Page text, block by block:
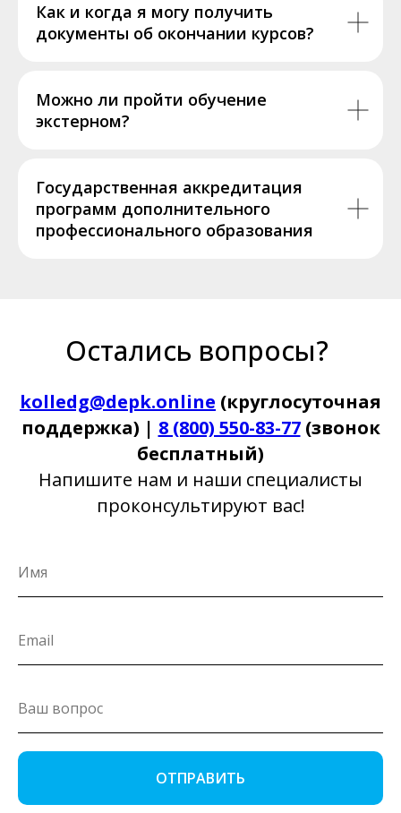
Как и когда я могу получить
документы об окончании курсов?
Можно ли пройти обучение
экстерном?
Государственная аккредитация
программ дополнительного
профессионального образования
Остались вопросы?
kolledg@depk.online (круглосуточная
поддержка) | 8 (800) 550-83-77(звонок
бесплатный)
Напишите нам и наши специалисты
проконсультируют вас!
ОТПРАВИТЬ